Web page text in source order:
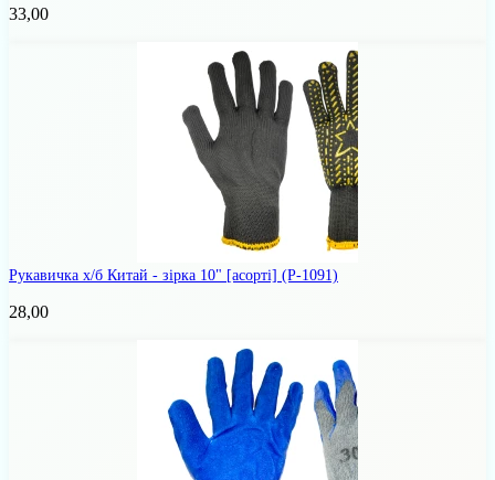
33,00
Рукавичка х/б Китай - зірка 10" [асорті] (Р-1091)
28,00